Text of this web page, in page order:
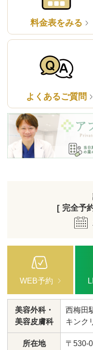
料金表をみる
よくあるご質問
[ 完全予
WEB予約
美容外科・
美容皮膚科
西梅田
キンク
所在地
〒530-